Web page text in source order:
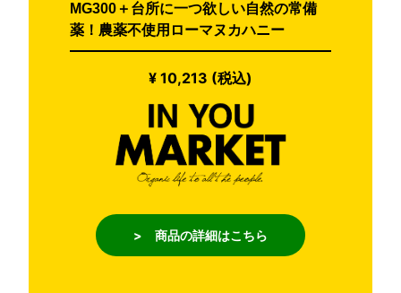
MG300＋台所に一つ欲しい自然の常備
薬！農薬不使用ローマヌカハニー
¥ 10,213 (税込)
> 商品の詳細はこちら